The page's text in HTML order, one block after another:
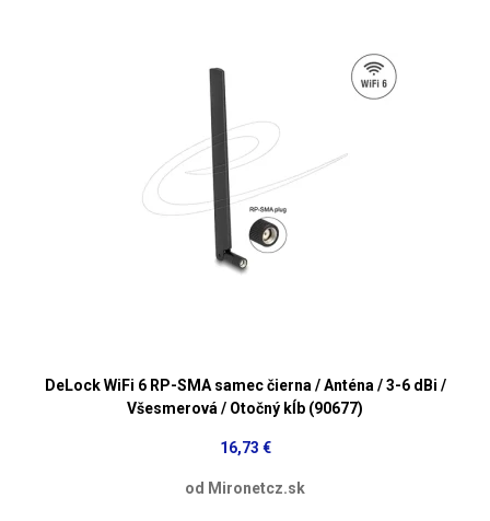
DeLock WiFi 6 RP-SMA samec čierna / Anténa / 3-6 dBi /
Všesmerová / Otočný kĺb (90677)
16,73 €
od Mironetcz.sk